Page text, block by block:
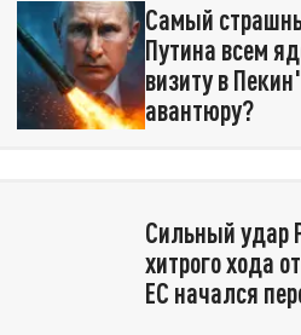
Самый
Путина всем
визиту в
авантюру?
Сильный удар
хитрого хода
ЕС начался